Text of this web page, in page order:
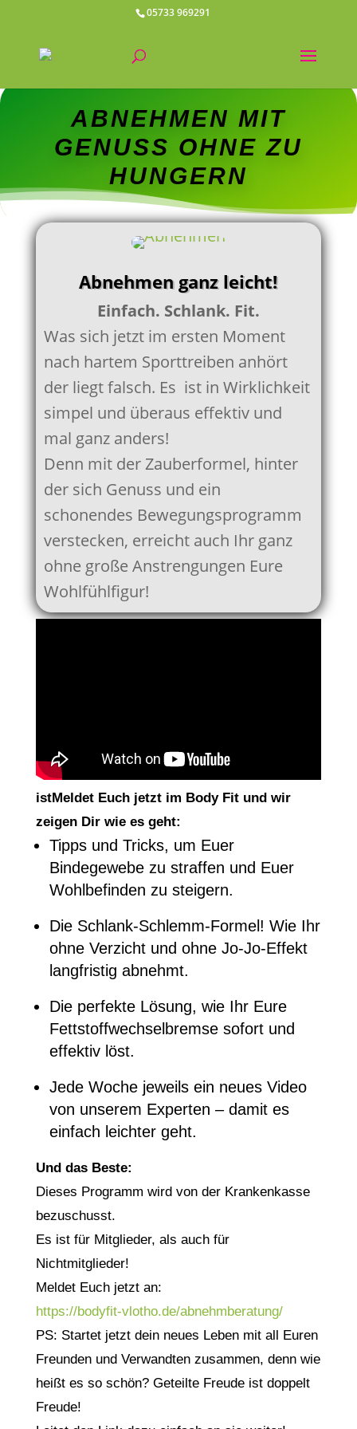
05733 969291
ABNEHMEN MIT
GENUSS OHNE ZU
HUNGERN
Abnehmen ganz leicht!
Einfach. Schlank. Fit.
Was sich jetzt im ersten Moment
nach hartem Sporttreiben anhört
der liegt falsch. Es ist in Wirklichkeit
simpel und überaus effektiv und
mal ganz anders!
Denn mit der Zauberformel, hinter
der sich Genuss und ein
schonendes Bewegungsprogramm
verstecken, erreicht auch Ihr ganz
ohne große Anstrengungen Eure
Wohlfühlfigur!
istMeldet Euch jetzt im Body Fit und wir
zeigen Dir wie es geht:
Tipps und Tricks, um Euer
Bindegewebe zu straffen und Euer
Wohlbefinden zu steigern.
Die Schlank-Schlemm-Formel! Wie Ihr
ohne Verzicht und ohne Jo-Jo-Effekt
langfristig abnehmt.
Die perfekte Lösung, wie Ihr Eure
Fettstoffwechselbremse sofort und
effektiv löst.
Jede Woche jeweils ein neues Video
von unserem Experten – damit es
einfach leichter geht.
Und das Beste:
Dieses Programm wird von der Krankenkasse
bezuschusst.
Es ist für Mitglieder, als auch für
Nichtmitglieder!
Meldet Euch jetzt an:
https://bodyfit-vlotho.de/abnehmberatung/
PS: Startet jetzt dein neues Leben mit all Euren
Freunden und Verwandten zusammen, denn wie
heißt es so schön? Geteilte Freude ist doppelt
Freude!